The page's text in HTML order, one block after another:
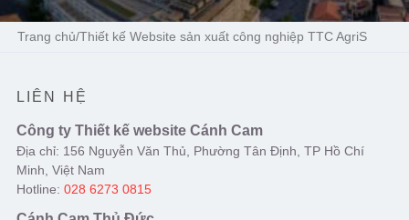
Trang chủ/Thiết kế Website sản xuất công nghiệp TTC AgriS
LIÊN HỆ
Công ty Thiết kế website Cánh Cam
Địa chỉ: 156 Nguyễn Văn Thủ, Phường Tân Định, TP Hồ Chí
Minh, Việt Nam
Hotline: 028 6273 0815